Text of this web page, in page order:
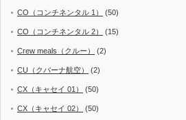
CO（コンチネンタル 1） (50)
CO（コンチネンタル 2） (15)
Crew meals（クルー） (2)
CU（クバーナ航空） (2)
CX（キャセイ 01） (50)
CX（キャセイ 02） (50)